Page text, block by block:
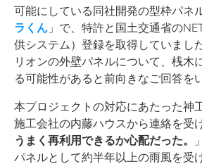
可能にしている同社開発の型枠パネ
ラくん 」で、特許と国土交通省の
供システム）登録を取得していまし
リオンの外壁パネルについて、桟木
る可能性があると前向きなご回答を
本プロジェクトの対応にあたった神
施工会社の内藤ハウスから連絡を受
うまく再利用できるか心配だった。
パネルとして約半年以上の雨風を受